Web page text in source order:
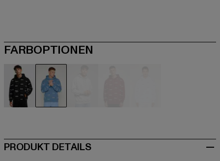
FARBOPTIONEN
PRODUKT DETAILS